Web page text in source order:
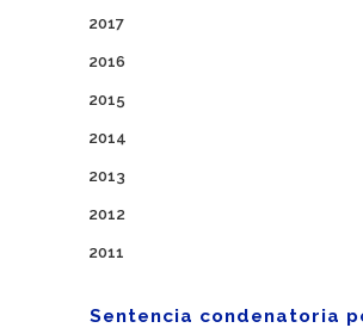
2017
2016
2015
2014
2013
2012
2011
Sentencia condenatoria